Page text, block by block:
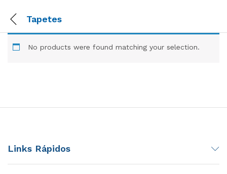
Tapetes
No products were found matching your selection.
Links Rápidos